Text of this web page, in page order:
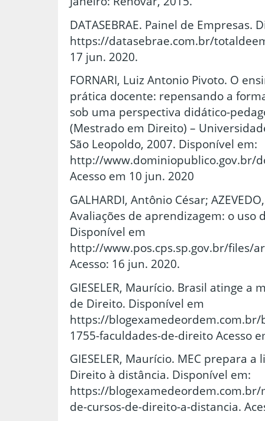
DATASEBRAE. Painel de Empresas.
https://datasebrae.com.br/
17 jun. 2020.
FORNARI, Luiz Antonio Pivoto. O
prática docente: repensando a
sob uma perspectiva didático-
(Mestrado em Direito) –
São Leopoldo, 2007. Disponível em:
http://www.dominiopublico.gov.br/
Acesso em 10 jun. 2020
GALHARDI, Antônio César;
Avaliações de aprendizagem: o uso
Disponível em
http://www.pos.cps.sp.gov.br/files/
Acesso: 16 jun. 2020.
GIESELER, Maurício. Brasil atinge a
de Direito. Disponível em
https://blogexamedeordem.com.br/
1755-faculdades-de-direito Acesso
GIESELER, Maurício. MEC prepara
Direito à distância. Disponível em:
https://blogexamedeordem.com.br/
de-cursos-de-direito-a-distancia.